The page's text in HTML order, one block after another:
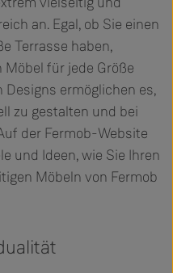
an. Egal, ob Sie einen
Terrasse haben,
für jede Größe
ermöglichen es,
zu gestalten und bei
der Fermob-Website
und Ideen, wie Sie Ihren
Möbeln von Fermob